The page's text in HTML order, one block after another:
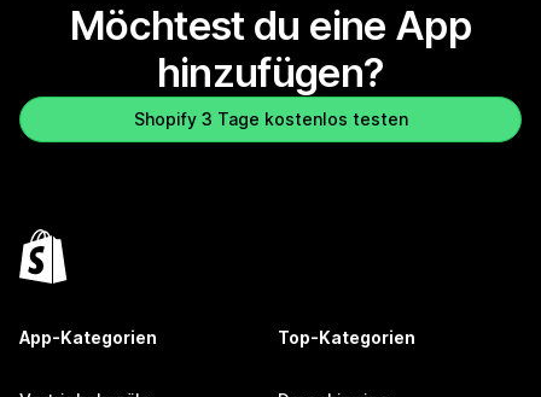
Möchtest du eine App
hinzufügen?
Shopify 3 Tage kostenlos testen
App-Kategorien Top-Kategorien